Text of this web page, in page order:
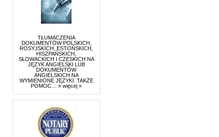
TŁUMACZENIA
DOKUMENTÓW POLSKICH,
ROSYJSKICH, ESTOŃSKICH,
HISZPAŃSKICH,
SŁOWACKICH I CZESKICH NA
JĘZYK ANGIELSKI LUB
DOKUMENTÓW
ANGIELSKICH NA
WYMIENIONE JĘZYKI. TAKŻE
POMOC… » więcej »